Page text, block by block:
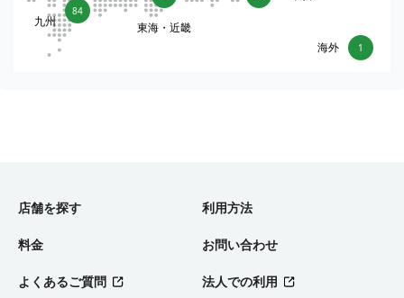
東海・近畿
84
九州
1
海外
店舗を探す 利用方法
料金 お問い合わせ
よくあるご質問 法人での利用